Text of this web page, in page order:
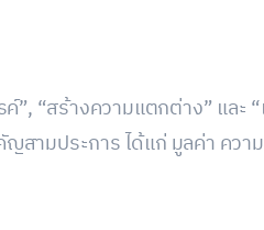
“สร้างความแตกต่าง” และ “
สามประการ ได้แก่ มูลค่า คว